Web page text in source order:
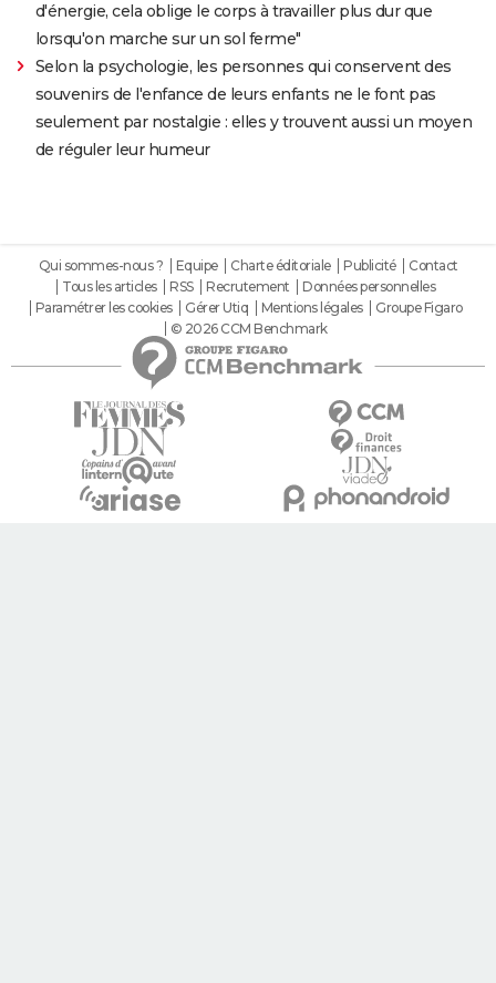
d'énergie, cela oblige le corps à travailler plus dur que
lorsqu'on marche sur un sol ferme"
Selon la psychologie, les personnes qui conservent des
souvenirs de l'enfance de leurs enfants ne le font pas
seulement par nostalgie : elles y trouvent aussi un moyen
de réguler leur humeur
Qui sommes-nous ? Equipe Charte éditoriale Publicité
Contact
Tous les articles
RSS Recrutement
Données personnelles
Paramétrer les cookies
Gérer Utiq Mentions légales
Groupe Figaro
© 2026 CCM Benchmark